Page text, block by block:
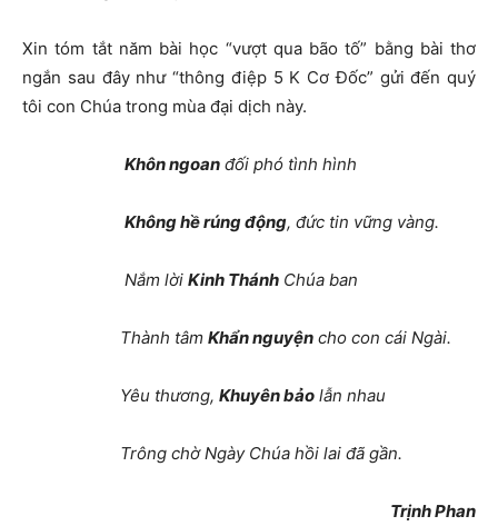
Xin tóm tắt năm bài học “vượt qua bão tố” bằng bài thơ
ngắn sau đây như “thông điệp 5 K Cơ Đốc” gửi đến quý
tôi con Chúa trong mùa đại dịch này.
Khôn ngoan đối phó tình hình
Không hề rúng động, đức tin vững vàng.
Nắm lời Kinh Thánh Chúa ban
Thành tâm Khẩn nguyện cho con cái Ngài.
Yêu thương, Khuyên bảo lẫn nhau
Trông chờ Ngày Chúa hồi lai đã gần.
Trịnh Phan